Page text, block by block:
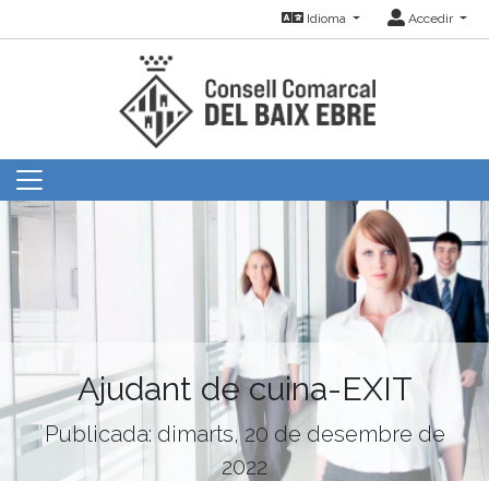
Idioma Accedir
Ajudant de cuina-EXIT
Publicada: dimarts, 20 de desembre de
2022